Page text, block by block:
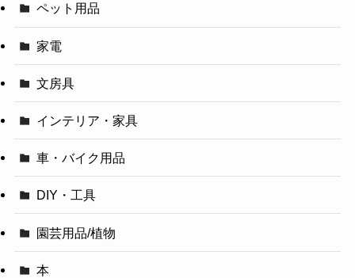
ペット用品
家電
文房具
インテリア・家具
車・バイク用品
DIY・工具
園芸用品/植物
本